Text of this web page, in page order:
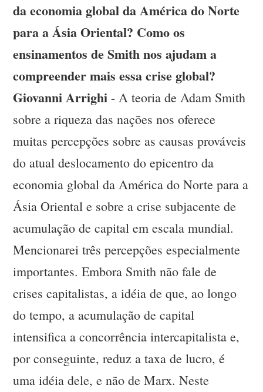
da economia global da América do Norte
para a Ásia Oriental? Como os
ensinamentos de Smith nos ajudam a
compreender mais essa crise global?
Giovanni Arrighi - A teoria de Adam Smith
sobre a riqueza das nações nos oferece
muitas percepções sobre as causas prováveis
do atual deslocamento do epicentro da
economia global da América do Norte para a
Ásia Oriental e sobre a crise subjacente de
acumulação de capital em escala mundial.
Mencionarei três percepções especialmente
importantes. Embora Smith não fale de
crises capitalistas, a idéia de que, ao longo
do tempo, a acumulação de capital
intensifica a concorrência intercapitalista e,
por conseguinte, reduz a taxa de lucro, é
uma idéia dele, e não de Marx. Neste